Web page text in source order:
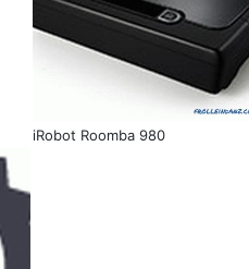
iRobot Roomba 980